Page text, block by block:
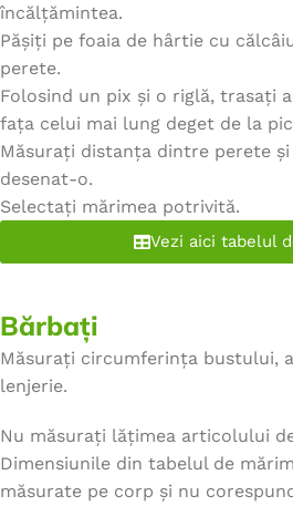
încălțămintea.
Pășiți pe foaia de hârtie cu
perete.
Folosind un pix și o riglă, trasați
fața celui mai lung deget de la
Măsurați distanța dintre perete
desenat-o.
Selectați mărimea potrivită.
Vezi aici tabelul
Bărbați
Măsurați circumferința bustului,
lenjerie.
Nu măsurați lățimea articolului
Dimensiunile din tabelul de
măsurate pe corp și nu